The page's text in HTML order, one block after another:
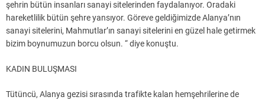
şehrin bütün insanları sanayi sitelerinden faydalanıyor. Oradaki
hareketlilik bütün şehre yansıyor. Göreve geldiğimizde Alanya’nın
sanayi sitelerini, Mahmutlar’ın sanayi sitelerini en güzel hale getirmek
bizim boynumuzun borcu olsun. “ diye konuştu.
KADIN BULUŞMASI
Tütüncü, Alanya gezisi sırasında trafikte kalan hemşehrilerine de